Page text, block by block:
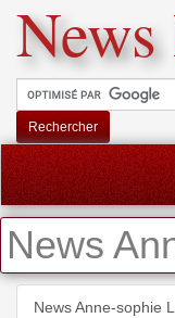
News
Rechercher
News
News Anne-sophie